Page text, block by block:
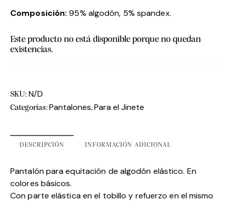
Composición: 95% algodón, 5% spandex.
Este producto no está disponible porque no quedan
existencias.
SKU: N/D
Categorías: Pantalones, Para el Jinete
DESCRIPCIÓN INFORMACIÓN ADICIONAL
Pantalón para equitación de algodón elástico. En
colores básicos.
Con parte elástica en el tobillo y refuerzo en el mismo